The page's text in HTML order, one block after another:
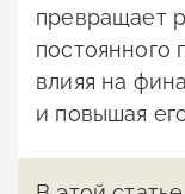
превращает
постоянного
влияя на
и повышая